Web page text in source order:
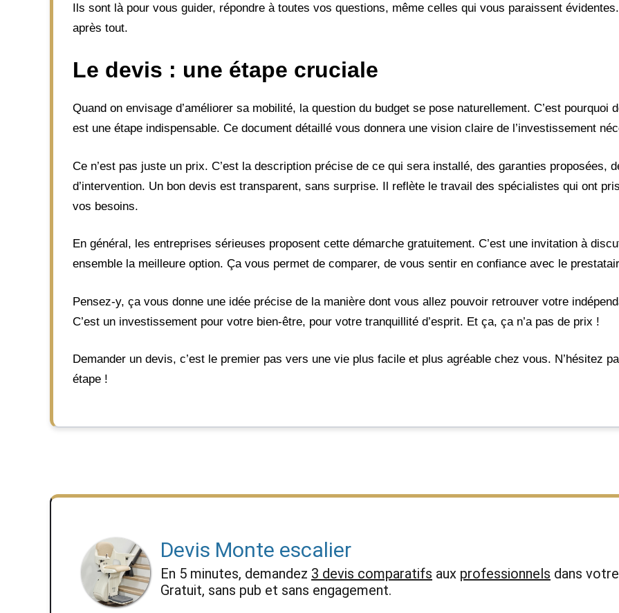
Ils sont là pour vous guider, répondre à toutes vos questions, même celles qui vous paraissent
après tout.
Le devis : une étape cruciale
Quand on envisage d’améliorer sa mobilité, la question du budget se pose naturellement. C’est pourquoi
est une étape indispensable. Ce document détaillé vous donnera une vision claire de l’investissement
Ce n’est pas juste un prix. C’est la description précise de ce qui sera installé, des garanties proposées,
d’intervention. Un bon devis est transparent, sans surprise. Il reflète le travail des spécialistes qui ont
vos besoins.
En général, les entreprises sérieuses proposent cette démarche gratuitement. C’est une invitation à
ensemble la meilleure option. Ça vous permet de comparer, de vous sentir en confiance avec le
Pensez-y, ça vous donne une idée précise de la manière dont vous allez pouvoir retrouver votre
C’est un investissement pour votre bien-être, pour votre tranquillité d’esprit. Et ça, ça n’a pas de prix !
Demander un devis, c’est le premier pas vers une vie plus facile et plus agréable chez vous. N’hésitez
étape !
Devis Monte escalier
En 5 minutes, demandez 3 devis comparatifs aux professionnels dans
Gratuit, sans pub et sans engagement.